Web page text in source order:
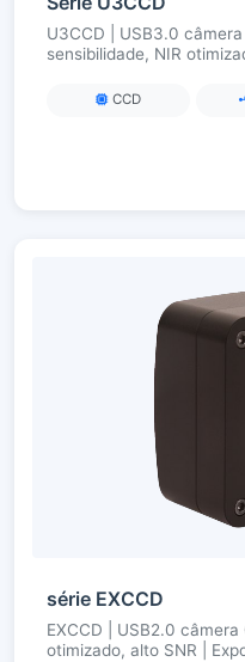
U3CCD | USB3.0
sensibilidade, NIR
CCD
série EXCCD
EXCCD | USB2.0
otimizado, alto SNR |